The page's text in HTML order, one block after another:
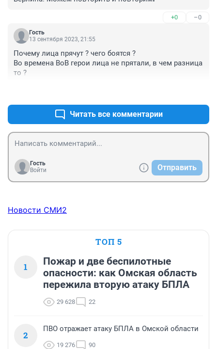
+0 –0
Гость
13 сентября 2023, 21:55
Почему лица прячут ? чего боятся ?
Во времена ВоВ герои лица не прятали, в чем разница
то ?
Читать все комментарии
Гость
Войти
Отправить
Новости СМИ2
ТОП 5
1
Пожар и две беспилотные
опасности: как Омская область
пережила вторую атаку БПЛА
29 628 22
2
ПВО отражает атаку БПЛА в Омской области
19 276 90